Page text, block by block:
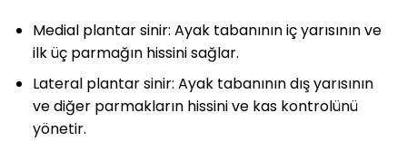
Medial plantar sinir: Ayak tabanının iç yarısının ve
ilk üç parmağın hissini sağlar.
Lateral plantar sinir: Ayak tabanının dış yarısının
ve diğer parmakların hissini ve kas kontrolünü
yönetir.